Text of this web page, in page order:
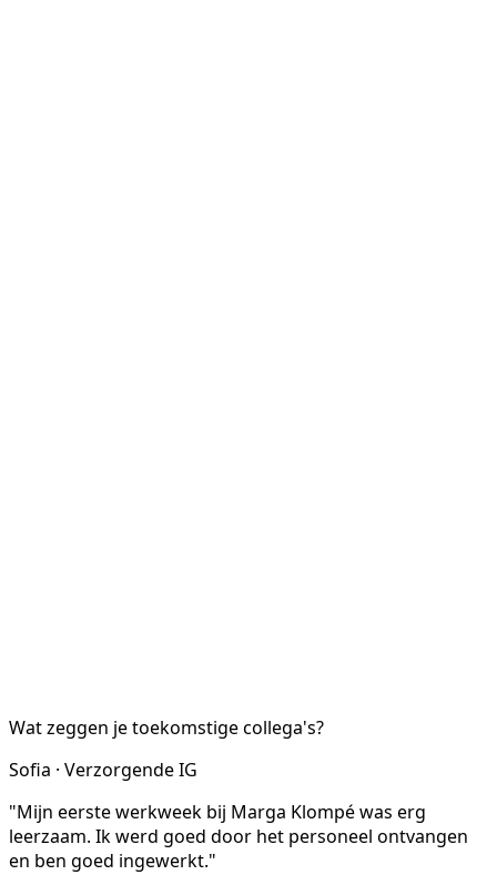
Wat zeggen je toekomstige collega's?
Sofia · Verzorgende IG
"Mijn eerste werkweek bij Marga Klompé was erg
leerzaam. Ik werd goed door het personeel ontvangen
en ben goed ingewerkt."